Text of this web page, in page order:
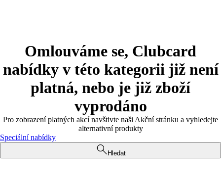
Omlouváme se, Clubcard
nabídky v této kategorii již není
platná, nebo je již zboží
vyprodáno
Pro zobrazení platných akcí navštivte naši Akční stránku a vyhledejte
alternativní produkty
Speciální nabídky
Hledat